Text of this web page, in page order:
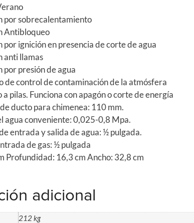
por sobrecalentamiento
Antibloqueo
por ignición en presencia de corte de agua
anti llamas
por presión de agua
de control de contaminación de la atmósfera
a pilas. Funciona con apagón o corte de energía
ducto para chimenea: 110 mm.
agua conveniente: 0,025-0,8 Mpa.
entrada y salida de agua: ½ pulgada.
de gas: ½ pulgada
Profundidad: 16,3 cm Ancho: 32,8 cm
adicional
212 kg